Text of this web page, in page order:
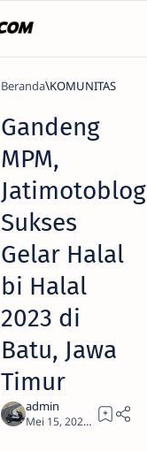
Beranda KOMUNITAS
Gandeng
MPM,
Jatimotoblog
Sukses
Gelar Halal
bi Halal
2023 di
Batu, Jawa
Timur
2